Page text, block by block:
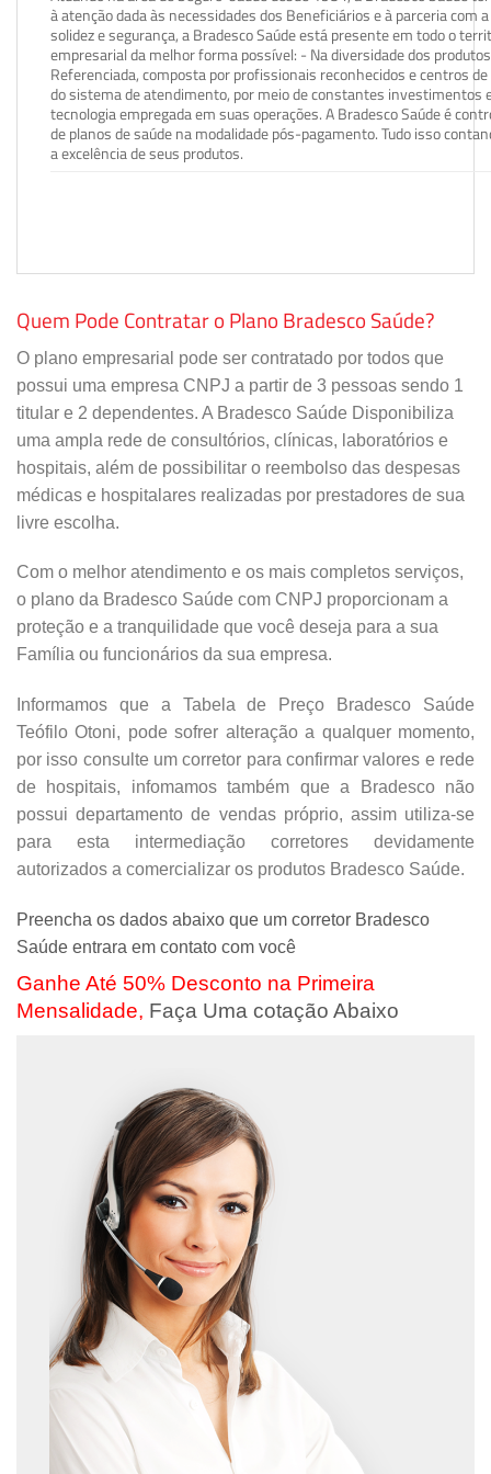
à atenção dada às necessidades dos Beneficiários e à parceria com
solidez e segurança, a Bradesco Saúde está presente em todo o
empresarial da melhor forma possível: - Na diversidade dos
Referenciada, composta por profissionais reconhecidos e centros
do sistema de atendimento, por meio de constantes investimentos
tecnologia empregada em suas operações. A Bradesco Saúde é
de planos de saúde na modalidade pós-pagamento. Tudo isso
a excelência de seus produtos.
Quem Pode Contratar o Plano Bradesco Saúde?
O plano empresarial pode ser contratado por todos que
possui uma empresa CNPJ a partir de 3 pessoas sendo 1
titular e 2 dependentes. A Bradesco Saúde Disponibiliza
uma ampla rede de consultórios, clínicas, laboratórios e
hospitais, além de possibilitar o reembolso das despesas
médicas e hospitalares realizadas por prestadores de sua
livre escolha.
Com o melhor atendimento e os mais completos serviços,
o plano da Bradesco Saúde com CNPJ proporcionam a
proteção e a tranquilidade que você deseja para a sua
Família ou funcionários da sua empresa.
Informamos que a Tabela de Preço Bradesco Saúde
Teófilo Otoni, pode sofrer alteração a qualquer momento,
por isso consulte um corretor para confirmar valores e rede
de hospitais, infomamos também que a Bradesco não
possui departamento de vendas próprio, assim utiliza-se
para esta intermediação corretores devidamente
autorizados a comercializar os produtos Bradesco Saúde.
Preencha os dados abaixo que um corretor Bradesco
Saúde entrara em contato com você
Ganhe Até 50% Desconto na Primeira
Mensalidade, Faça Uma cotação Abaixo